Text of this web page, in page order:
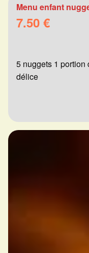
Menu enfant
7.50 €
5 nuggets 1 portion
délice